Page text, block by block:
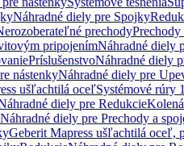
Náhradné diely pre Spojky
prechodyPrechody
pripojenímNáhradné diely
PríslušenstvoNáhradné diely
nástenkyNáhradné diely pre
ušľachtilá oceľSystémové rúry
diely pre RedukcieKolená
Náhradné diely pre Prechody a
Geberit Mapress ušľachtilá oceľ,